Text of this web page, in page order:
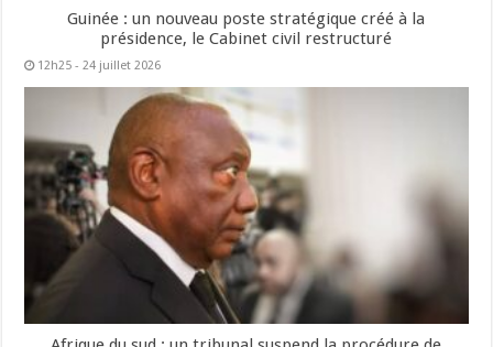
Guinée : un nouveau poste stratégique créé à la
présidence, le Cabinet civil restructuré
12h25 - 24 juillet 2026